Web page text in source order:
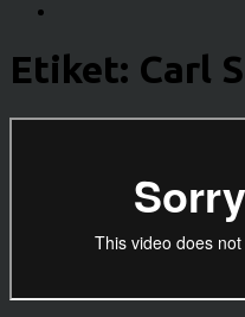
Etiket: Carl